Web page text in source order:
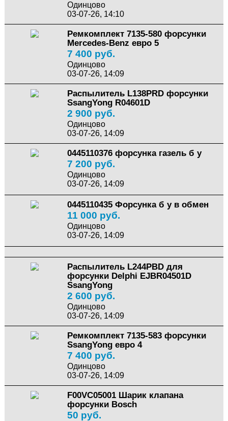
Одинцово
03-07-26, 14:10
Ремкомплект 7135-580 форсунки
Mercedes-Benz евро 5
7 400 руб.
Одинцово
03-07-26, 14:09
Распылитель L138PRD форсунки
SsangYong R04601D
2 900 руб.
Одинцово
03-07-26, 14:09
0445110376 форсунка газель б у
7 200 руб.
Одинцово
03-07-26, 14:09
0445110435 Форсунка б у в обмен
11 000 руб.
Одинцово
03-07-26, 14:09
Распылитель L244PBD для
форсунки Delphi EJBR04501D
SsangYong
2 600 руб.
Одинцово
03-07-26, 14:09
Ремкомплект 7135-583 форсунки
SsangYong евро 4
7 400 руб.
Одинцово
03-07-26, 14:09
F00VC05001 Шарик клапана
форсунки Bosch
50 руб.